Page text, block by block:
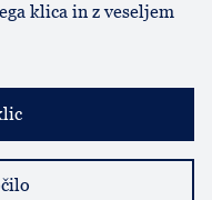
klica in z veseljem